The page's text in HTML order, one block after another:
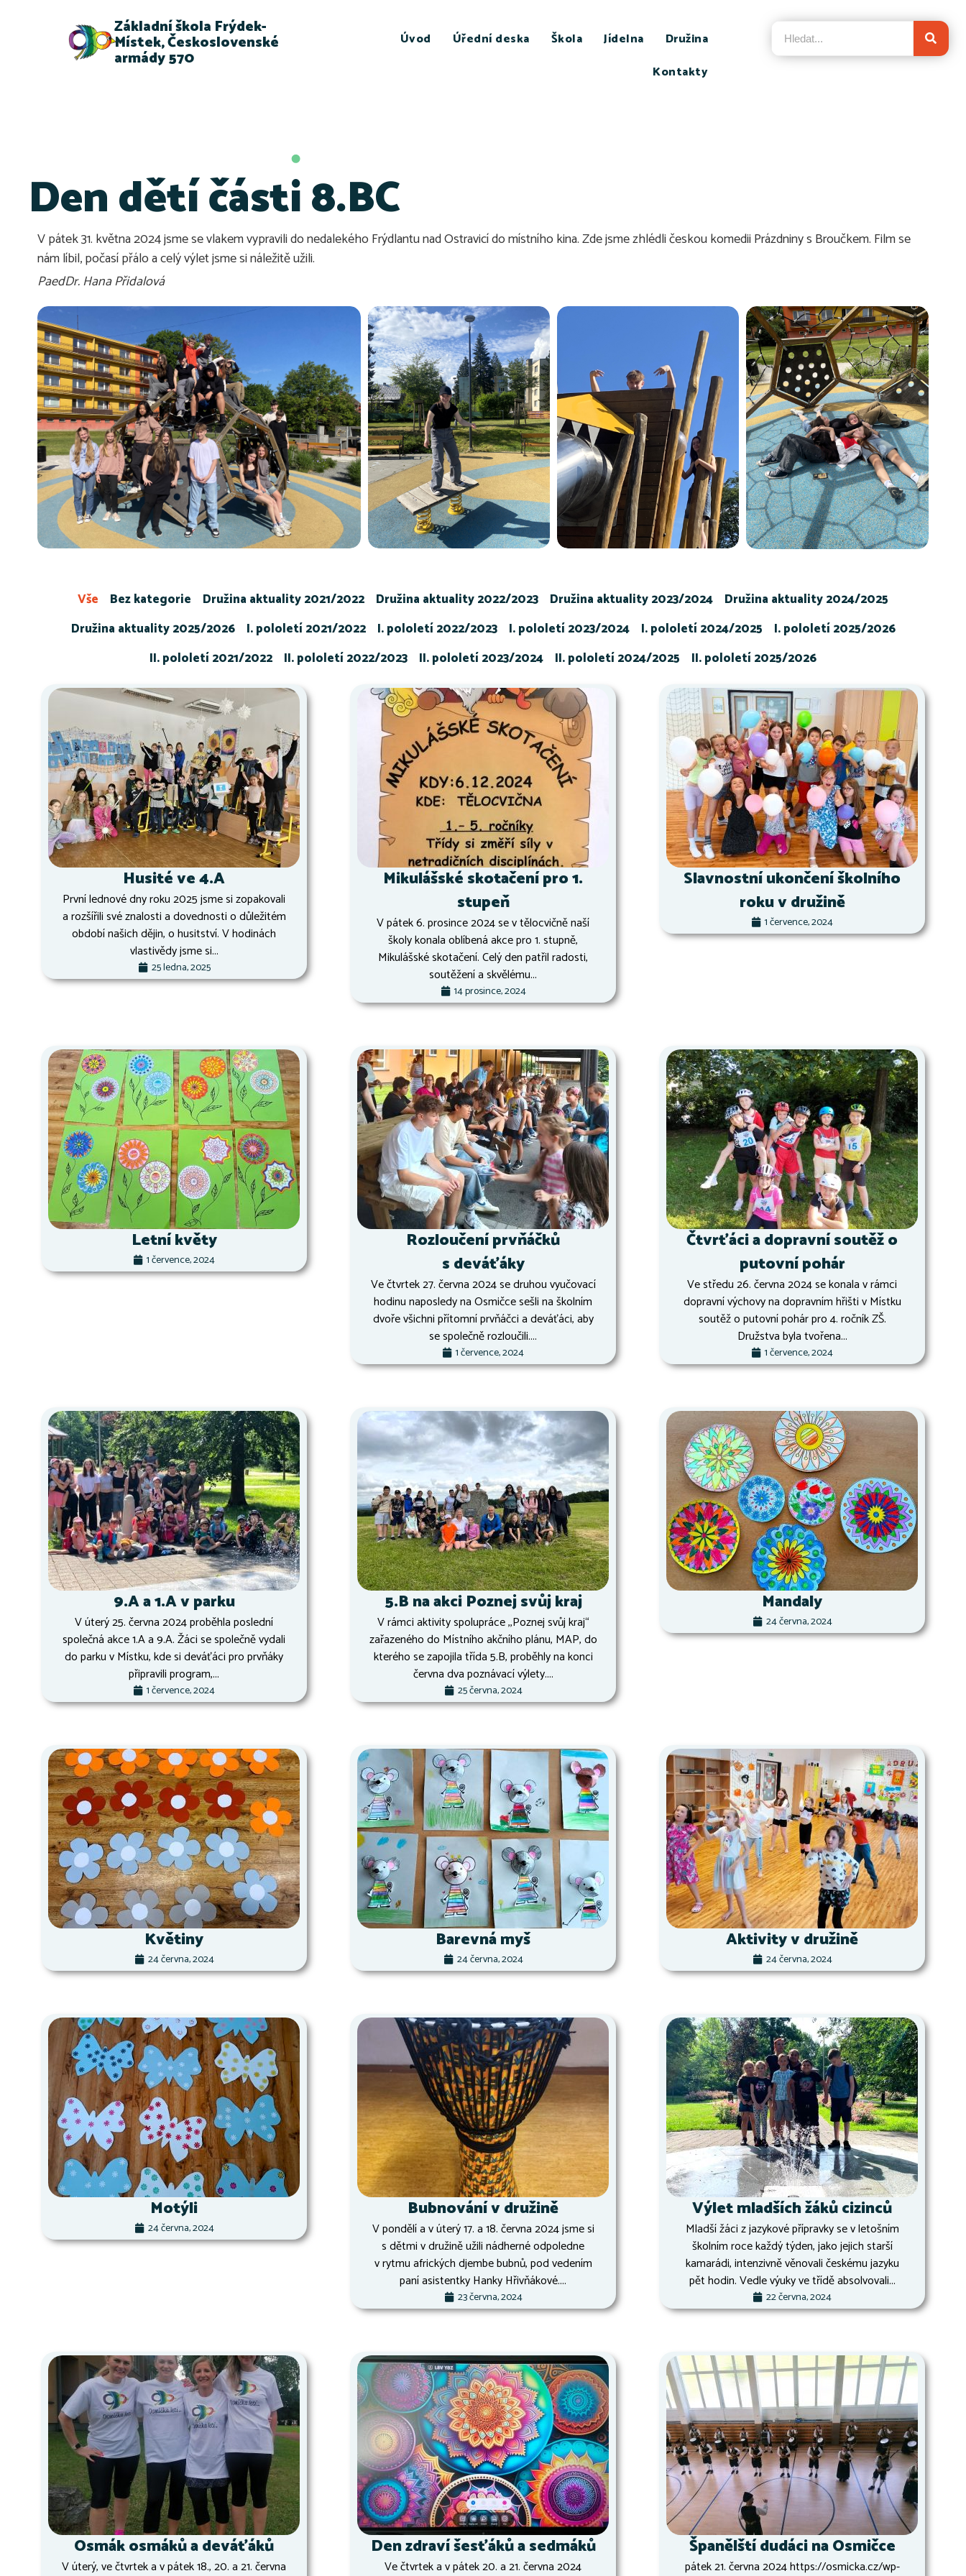
Základní škola Frýdek-
Místek, Československé
armády 570
Úvod Úřední deska Škola Jídelna
Družina
Kontakty
Den dětí části 8.BC
V pátek 31. května 2024 jsme se vlakem vypravili do nedalekého Frýdlantu nad Ostravicí do místního kina. Zde jsme zhlédli českou komedii Prázdniny s Broučkem. Film se
nám líbil, počasí přálo a celý výlet jsme si náležitě užili.
PaedDr. Hana Přidalová
Bez kategorie Družina aktuality 2021/2022 Družina aktuality 2022/2023 Družina aktuality 2023/2024
Družina aktuality 2024/2025
Družina aktuality 2025/2026
I. pololetí 2021/2022 I. pololetí 2022/2023 I. pololetí 2023/2024 I. pololetí 2024/2025
I. pololetí 2025/2026
II. pololetí 2021/2022
II. pololetí 2022/2023 II. pololetí 2023/2024 II. pololetí 2024/2025 II. pololetí 2025/2026
Vše
Husité ve 4.A
První lednové dny roku 2025 jsme si zopakovali
a rozšířili své znalosti a dovednosti o důležitém
období našich dějin, o husitství. V hodinách
vlastivědy jsme si...
25 ledna, 2025
Mikulášské skotačení pro 1.
stupeň
V pátek 6. prosince 2024 se v tělocvičně naší
školy konala oblíbená akce pro 1. stupně,
Mikulášské skotačení. Celý den patřil radosti,
soutěžení a skvělému...
14 prosince, 2024
Slavnostní ukončení školního
roku v družině
1 července, 2024
Letní květy
1 července, 2024
Rozloučení prvňáčků
s deváťáky
Ve čtvrtek 27. června 2024 se druhou vyučovací
hodinu naposledy na Osmičce sešli na školním
dvoře všichni přítomní prvňáčci a deváťáci, aby
se společně rozloučili....
1 července, 2024
Čtvrťáci a dopravní soutěž o
putovní pohár
Ve středu 26. června 2024 se konala v rámci
dopravní výchovy na dopravním hřišti v Místku
soutěž o putovní pohár pro 4. ročník ZŠ.
Družstva byla tvořena...
1 července, 2024
9.A a 1.A v parku
V úterý 25. června 2024 proběhla poslední
společná akce 1.A a 9.A. Žáci se společně vydali
do parku v Místku, kde si deváťáci pro prvňáky
připravili program,...
1 července, 2024
5.B na akci Poznej svůj kraj
V rámci aktivity spolupráce ,,Poznej svůj kraj“
zařazeného do Místního akčního plánu, MAP, do
kterého se zapojila třída 5.B, proběhly na konci
června dva poznávací výlety....
25 června, 2024
Mandaly
24 června, 2024
Květiny
24 června, 2024
Barevná myš
24 června, 2024
Aktivity v družině
24 června, 2024
Motýli
24 června, 2024
Bubnování v družině
V pondělí a v úterý 17. a 18. června 2024 jsme si
s dětmi v družině užili nádherné odpoledne
v rytmu afrických djembe bubnů, pod vedením
paní asistentky Hanky Hřivňákové....
23 června, 2024
Výlet mladších žáků cizinců
Mladší žáci z jazykové přípravky se v letošním
školním roce každý týden, jako jejich starší
kamarádi, intenzivně věnovali českému jazyku
pět hodin. Vedle výuky ve třídě absolvovali...
22 června, 2024
Osmák osmáků a deváťáků
V úterý, ve čtvrtek a v pátek 18., 20. a 21. června
Den zdraví šesťáků a sedmáků
Ve čtvrtek a v pátek 20. a 21. června 2024
Španělští dudáci na Osmičce
pátek 21. června 2024 https://osmicka.cz/wp-